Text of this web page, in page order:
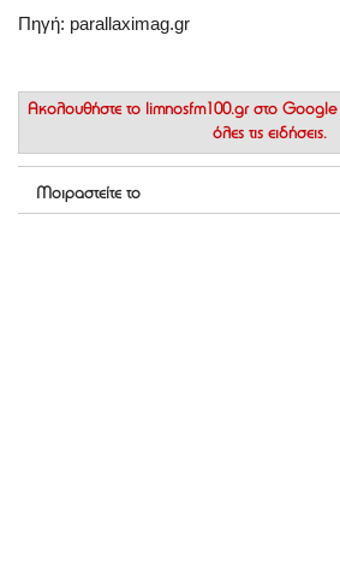
Πηγή: parallaximag.gr
Ακολουθήστε το limnosfm100.gr στο
όλες τις ειδήσεις.
Μοιραστείτε το